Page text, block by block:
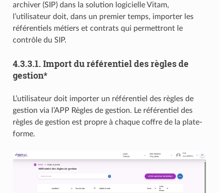
archiver (SIP) dans la solution logicielle Vitam,
l’utilisateur doit, dans un premier temps, importer les
référentiels métiers et contrats qui permettront le
contrôle du SIP.
4.3.3.1. Import du référentiel des règles de
gestion*
L’utilisateur doit importer un référentiel des règles de
gestion via l’APP Règles de gestion. Le référentiel des
règles de gestion est propre à chaque coffre de la plate-
forme.